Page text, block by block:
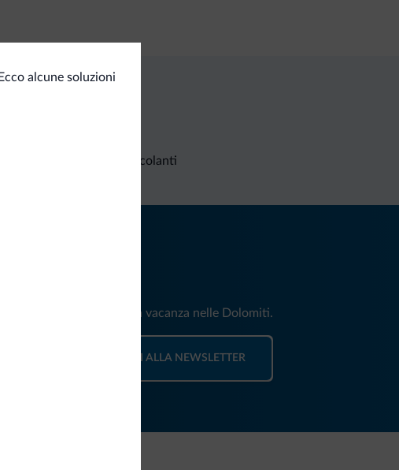
alcune soluzioni
Richieste non vincolanti
e news per la tua vacanza nelle Dolomiti.
ISCRIVITI ALLA NEWSLETTER